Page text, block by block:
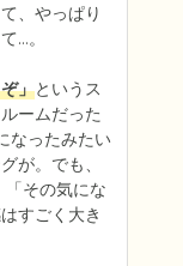
、やっぱり
…。
」というス
ームだった
なったみたい
が。でも、
その気にな
すごく大き